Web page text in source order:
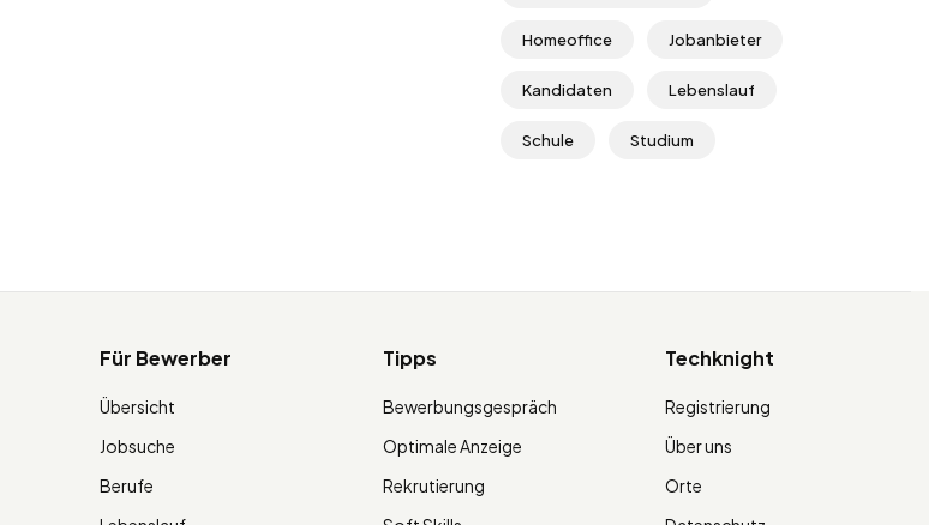
Homeoffice Jobanbieter
Kandidaten Lebenslauf
Schule Studium
Für Bewerber
Übersicht
Jobsuche
Berufe
Tipps
Bewerbungsgespräch
Optimale Anzeige
Rekrutierung
Techknight
Registrierung
Über uns
Orte